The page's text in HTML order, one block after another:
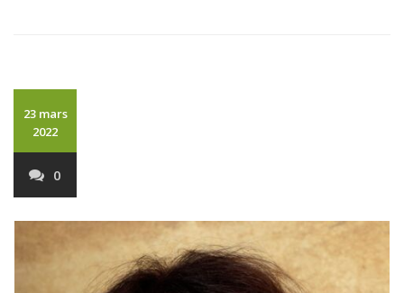
23 mars
2022
0